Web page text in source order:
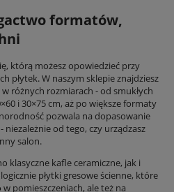
formatów,
którą możesz opowiedzieć przy
płytek. W naszym sklepie znajdziesz
różnych rozmiarach - od smukłych
i 30×75 cm, aż po większe formaty
pozwala na dopasowanie
od tego, czy urządzasz
salon.
klasyczne kafle ceramiczne, jak i
płytki gresowe ścienne, które
pomieszczeniach, ale też na